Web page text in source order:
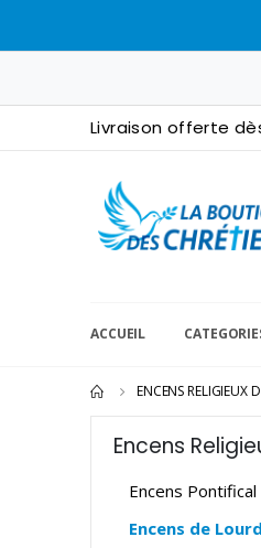
Livraison offerte
ACCUEIL
ENCENS RELIGIEUX
Encens
Encens Pontifical
Encens de